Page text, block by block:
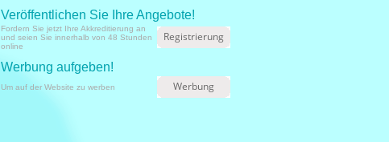
Veröffentlichen Sie Ihre Angebote!
Fordern Sie jetzt Ihre Akkreditierung an
und seien Sie innerhalb von 48 Stunden
online
Registrierung
Werbung aufgeben!
Um auf der Website zu werben Werbung